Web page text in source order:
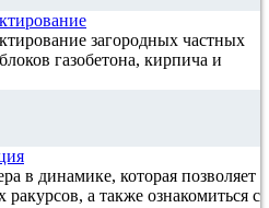
загородных частных
газобетона, кирпича и
в динамике, которая позволяет
ракурсов, а также ознакомиться с